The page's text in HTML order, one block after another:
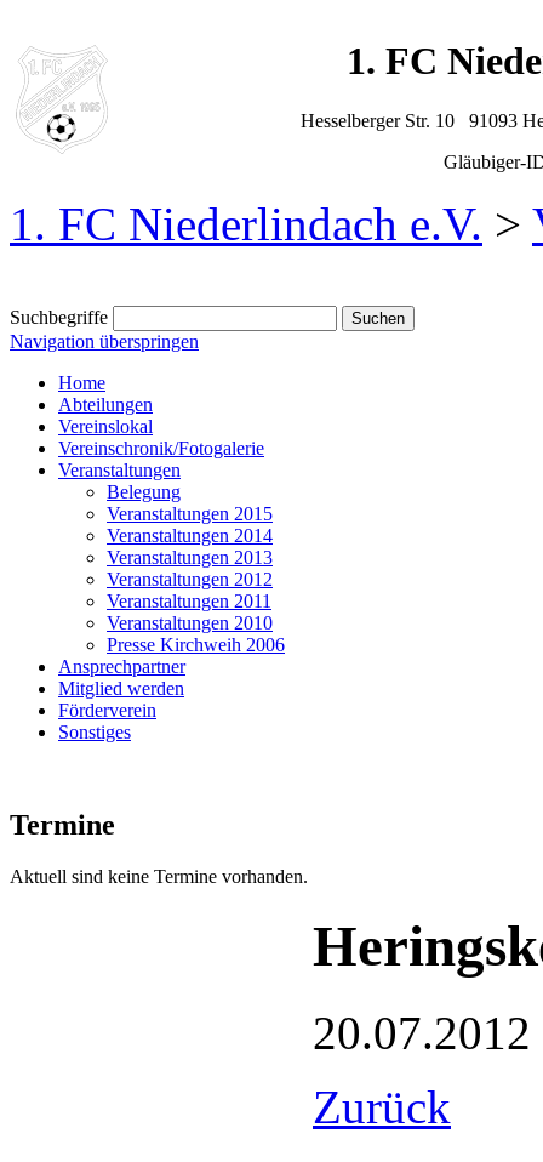
1. FC
Hesselberger Str. 10 91093
Gläubiger-
1. FC Niederlindach e.V. >
Suchbegriffe
Navigation überspringen
Home
Abteilungen
Vereinslokal
Vereinschronik/Fotogalerie
Veranstaltungen
Belegung
Veranstaltungen 2015
Veranstaltungen 2014
Veranstaltungen 2013
Veranstaltungen 2012
Veranstaltungen 2011
Veranstaltungen 2010
Presse Kirchweih 2006
Ansprechpartner
Mitglied werden
Förderverein
Sonstiges
Termine
Aktuell sind keine Termine vorhanden.
20.07.2012
Zurück